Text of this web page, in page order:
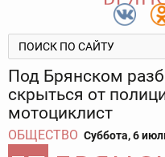
Под Брянском
скрыться от
мотоциклист
ОБЩЕСТВО Суббота, 6